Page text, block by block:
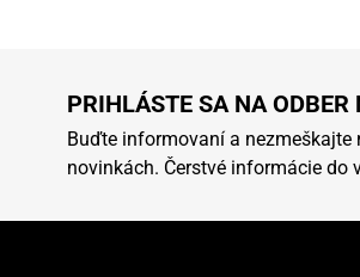
PRIHLÁSTE SA NA ODBER
Buďte informovaní a
novinkách. Čerstvé informácie do